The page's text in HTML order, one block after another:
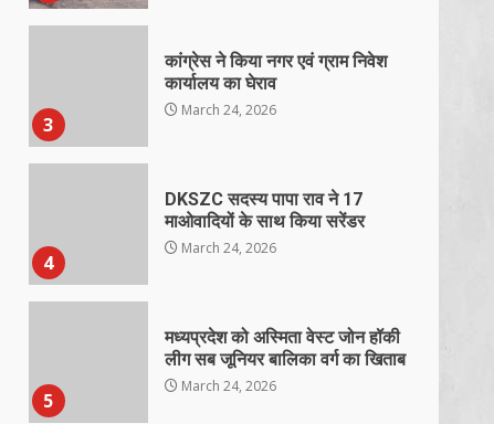
3
कांग्रेस ने किया नगर एवं ग्राम निवेश
कार्यालय का घेराव
March 24, 2026
4
DKSZC सदस्य पापा राव ने 17
माओवादियों के साथ किया सरेंडर
March 24, 2026
5
मध्यप्रदेश को अस्मिता वेस्ट जोन हॉकी
लीग सब जूनियर बालिका वर्ग का खिताब
March 24, 2026